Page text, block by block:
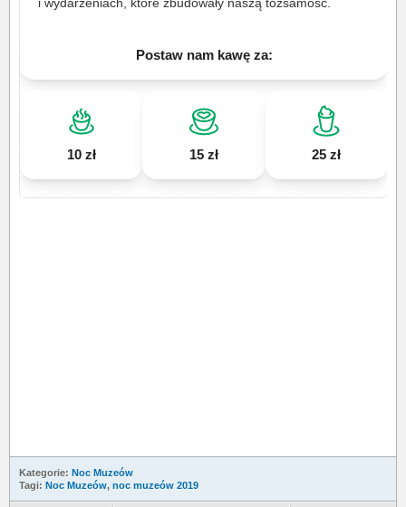
Postaw nam kawę za:
10 zł 15 zł 25 zł
Kategorie: Noc Muzeów
Tagi: Noc Muzeów, noc muzeów 2019